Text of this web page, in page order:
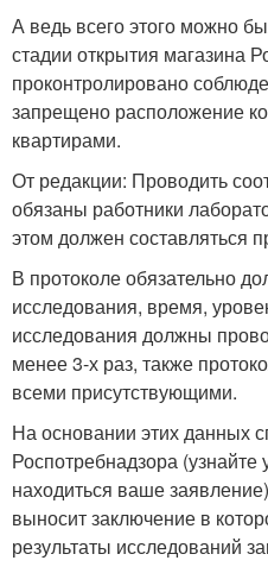
А ведь всего этого можно
стадии открытия магазина
проконтролировано
запрещено расположение
квартирами.
От редакции: Проводить
обязаны работники
этом должен составляться
В протоколе обязательно
исследования, время,
исследования должны
менее 3-х раз, также
всеми присутствующими.
На основании этих данных
Роспотребнадзора (узнайте
находиться ваше
выносит заключение в
результаты исследований